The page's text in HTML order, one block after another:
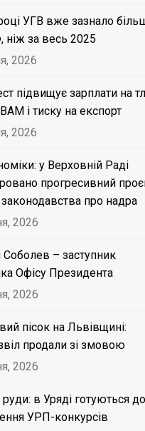
УГВ вже зазнало
ніж за весь 2025
2026
підвищує зарплати на
і тиску на експорт
2026
у Верховній Раді
прогресивний
про надра
2026
Соболев – заступник
Офісу Президента
2026
пісок на Львівщині:
продали зі змовою
2026
руди: в Уряді готуються до
УРП-конкурсів